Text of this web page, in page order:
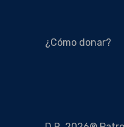
¿Cómo donar?